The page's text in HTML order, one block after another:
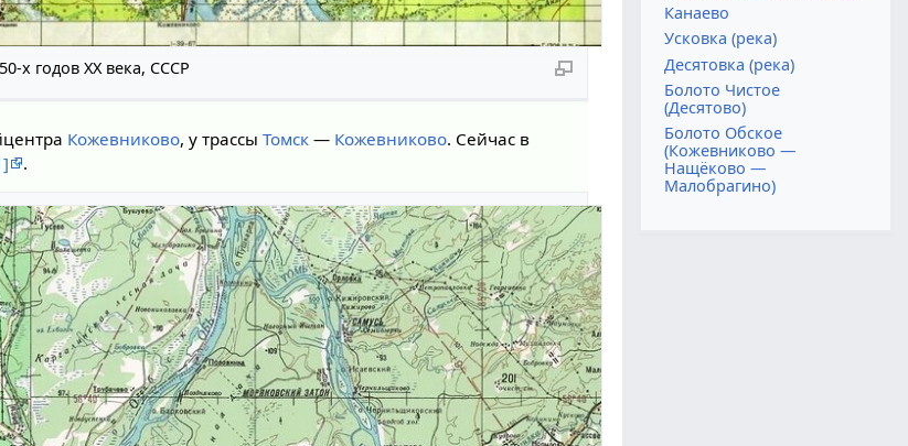
х годов XX века, СССР
Кожевниково, у трассыТомск — Кожевниково. Сейчас в
.
Канаево
Усковка (река)
Десятовка (река)
Болото Чистое
(Десятово)
Болото Обское
(Кожевниково —
Нащёково —
Малобрагино)